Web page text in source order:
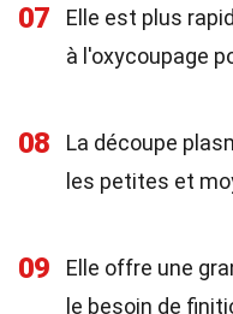
07
Elle est plus
à l'oxycoupage
08
La découpe
les petites et
09
Elle offre une
le besoin de